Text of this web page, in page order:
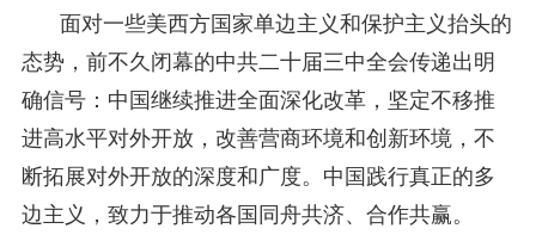
面对一些美西方国家单边主义和保护主义抬头的
态势，前不久闭幕的中共二十届三中全会传递出明
确信号：中国继续推进全面深化改革，坚定不移推
进高水平对外开放，改善营商环境和创新环境，不
断拓展对外开放的深度和广度。中国践行真正的多
边主义，致力于推动各国同舟共济、合作共赢。